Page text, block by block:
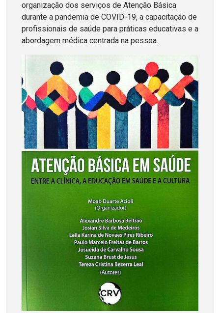
organização dos serviços de Atenção Básica
durante a pandemia de COVID-19, a capacitação de
profissionais de saúde para práticas educativas e a
abordagem médica centrada na pessoa.